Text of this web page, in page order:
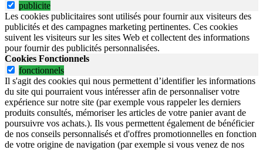
publicite
Les cookies publicitaires sont utilisés pour fournir aux visiteurs des
publicités et des campagnes marketing pertinentes. Ces cookies
suivent les visiteurs sur les sites Web et collectent des informations
pour fournir des publicités personnalisées.
Cookies Fonctionnels
fonctionnels
Il s'agit des cookies qui nous permettent d’identifier les informations
du site qui pourraient vous intéresser afin de personnaliser votre
expérience sur notre site (par exemple vous rappeler les derniers
produits consultés, mémoriser les articles de votre panier avant de
poursuivre vos achats.). Ils vous permettent également de bénéficier
de nos conseils personnalisés et d'offres promotionnelles en fonction
de votre origine de navigation (par exemple si vous venez de nos